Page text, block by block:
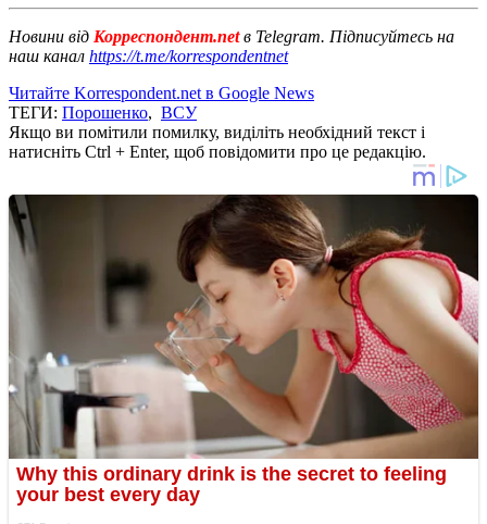
Новини від Корреспондент.netв Telegram. Підписуйтесь на
наш канал https://t.me/korrespondentnet
Читайте Korrespondent.net в Google News
ТЕГИ: Порошенко, ВСУ
Якщо ви помітили помилку, виділіть необхідний текст і
натисніть Ctrl + Enter, щоб повідомити про це редакцію.